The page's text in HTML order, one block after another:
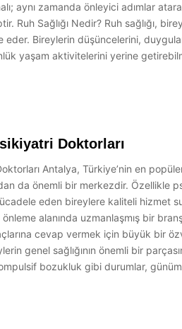
aynı zamanda önleyici adımlar
Ruh Sağlığı Nedir? Ruh sağlığı,
eder. Bireylerin düşüncelerini,
yaşam aktivitelerini yerine
Doktorları
Antalya, Türkiye’nin en
da önemli bir merkezdir. Özellikle
eden bireylere kaliteli hizmet
alanında uzmanlaşmış bir
cevap vermek için büyük bir
genel sağlığının önemli bir
bozukluk gibi durumlar,